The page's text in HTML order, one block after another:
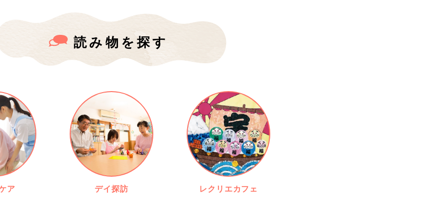
読み物を探す
ア デイ探訪 レクリエカフェ